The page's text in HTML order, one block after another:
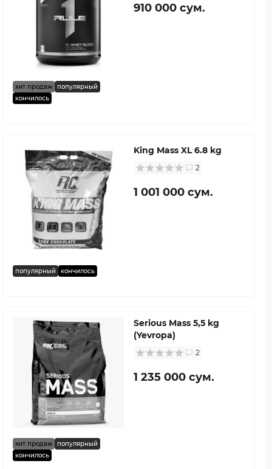
хит продаж
популярный
кончилось
910 000 сум.
популярный кончилось
King Mass XL 6.8 kg
2
1 001 000 сум.
хит продаж
популярный
кончилось
Serious Mass 5,5 kg
(Yevropa)
2
1 235 000 сум.